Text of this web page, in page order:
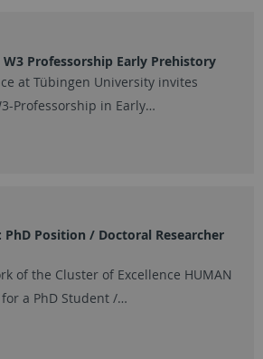
Professorship Early Prehistory
at Tübingen University invites
Professorship in Early…
Position / Doctoral Researcher
of the Cluster of Excellence HUMAN
for a PhD Student /…